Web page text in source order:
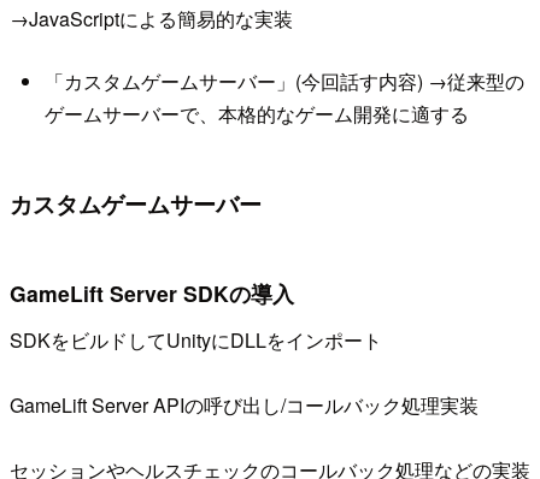
→JavaScriptによる簡易的な実装
「カスタムゲームサーバー」(今回話す内容) →従来型の
ゲームサーバーで、本格的なゲーム開発に適する
カスタムゲームサーバー
GameLift Server SDKの導入
SDKをビルドしてUnityにDLLをインポート
GameLift Server APIの呼び出し/コールバック処理実装
セッションやヘルスチェックのコールバック処理などの実装